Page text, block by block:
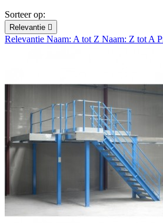
Sorteer op:
Relevantie 
Relevantie Naam: A tot Z Naam: Z tot A